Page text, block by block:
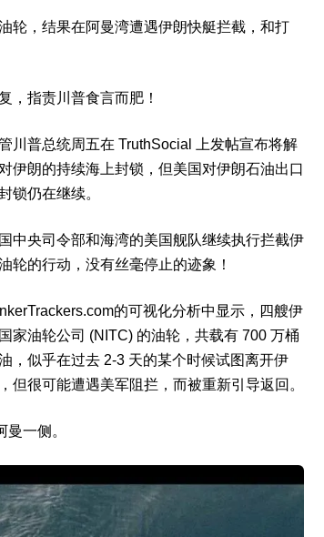
轮，结果在阿曼湾遭遇伊朗快艇拦截，和打
，指责川普食言而肥！
川普总统周五在 TruthSocial 上发帖宣布将解
伊朗的持续海上封锁，但美国对伊朗石油出口
锁仍在继续。
中央司令部和海湾的美国舰队继续执行拦截伊
轮的行动，没有丝毫停止的迹象！
的可视化分析中显示，四艘伊
家油轮公司 (NITC) 的油轮，共载有 700 万桶
，似乎在过去 2-3 天的某个时候试图离开伊
但很可能遭遇美军阻拦，而被重新引导返回。
一侧。